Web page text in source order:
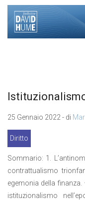
25 Gennaio 2022 - di
Diritto
Sommario: 1.
contrattualismo
egemonia della
istituzionalismo